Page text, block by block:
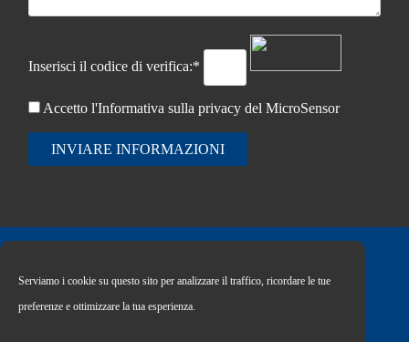
Inserisci il codice di verifica:*
Accetto l'Informativa sullaprivacy del MicroSensor
INVIARE INFORMAZIONI
Serviamo i cookie su questo sito per analizzare il traffico, ricordare le tue
preferenze e ottimizzare la tua esperienza.